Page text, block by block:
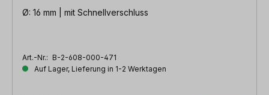
Ø: 16 mm | mit Schnellverschluss
Art.-Nr.: B-2-608-000-471
Auf Lager, Lieferung in 1-2 Werktagen